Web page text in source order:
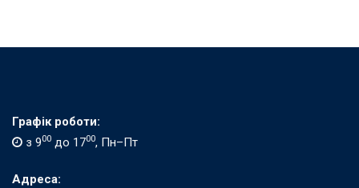
Графік роботи:
з 900 до 1700, Пн–Пт
Адреса: